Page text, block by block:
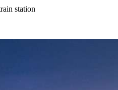
station